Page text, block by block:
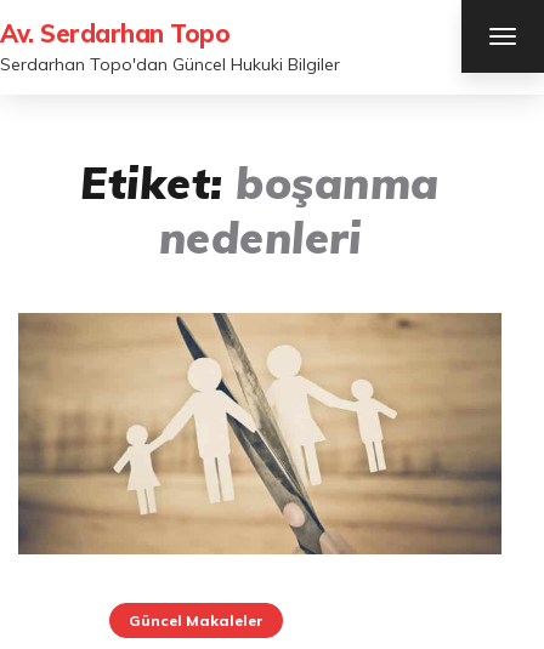
Av. Serdarhan Topo
Serdarhan Topo'dan Güncel Hukuki Bilgiler
Etiket: boşanma
nedenleri
Güncel Makaleler